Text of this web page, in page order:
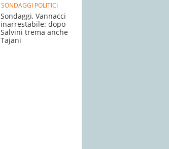
SONDAGGI POLITICI
Sondaggi, Vannacci
inarrestabile: dopo
Salvini trema anche
Tajani